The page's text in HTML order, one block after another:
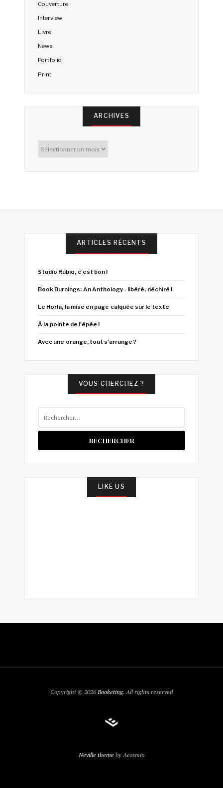
Couverture
Interview
Livre
News
Portfolio
Print
ARCHIVES
ARTICLES RÉCENTS
Studio Rubio, c'est bon !
Book Burnings: An Anthology - libéré, déchiré !
Le Horla, la mise en page calquée sur le texte
À la pointe de l'épée !
Avec une orange, tout s'arrange ?
VOUS CHERCHEZ ?
LIKE US
Copyright © 2026Booketing. All rights reserved
Neville themeby Acosmin